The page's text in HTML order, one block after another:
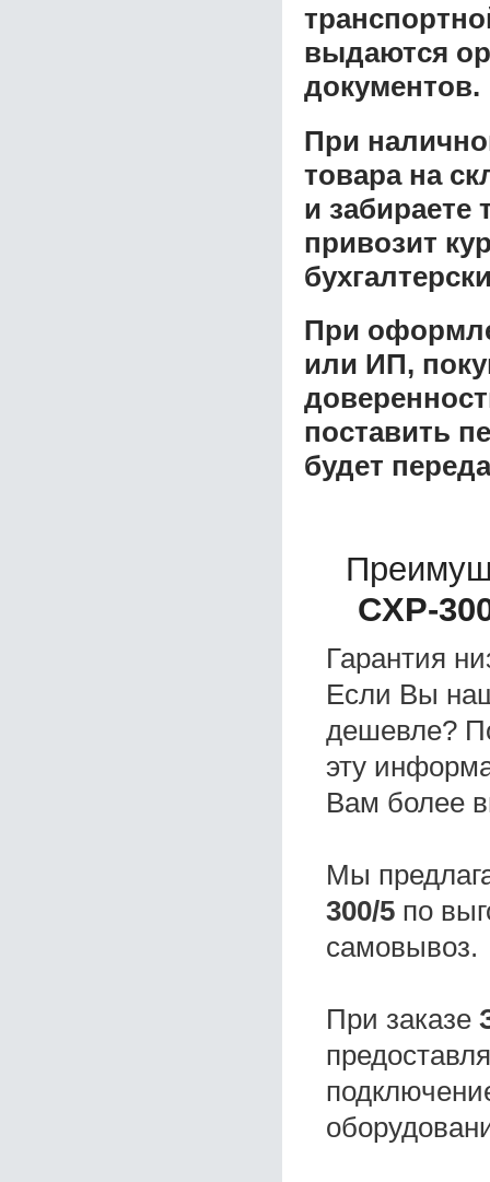
выдаются
документов.
При
товара на
и забираете
привозит
При
или ИП,
поставить
будет
СXP-
Гарантия
Если Вы
дешевле?
эту
Вам более
Мы
300/5 по
самовывоз.
При заказе